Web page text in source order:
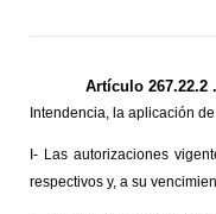
Artículo 267.22.2 ._
Intendencia, la aplicación
I- Las autorizaciones
respectivos y, a su